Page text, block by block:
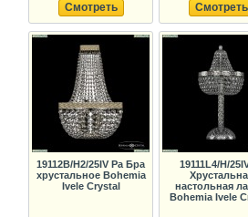
Смотреть Смотреть
19112B/H2/25IV Pa Бра
хрустальное Bohemia
Ivele Crystal
19111L4/H/
настольная
Bohemia Ivele